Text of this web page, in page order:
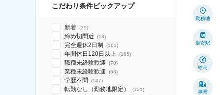
こだわり条件ピックアップ
新着 (35)
締め切間近 (18)
完全週休2日制 (161)
年間休日120日以上 (165)
職種未経験歓迎 (70)
業種未経験歓迎 (68)
学歴不問 (147)
転勤なし（勤務地限定） (121)
勤務地
最寄駅
給与
事業